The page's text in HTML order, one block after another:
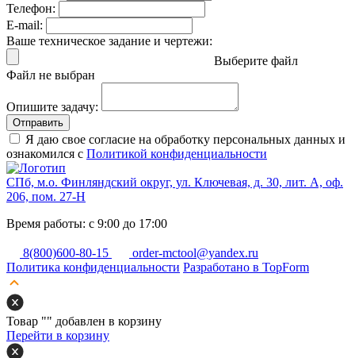
Телефон:
E-mail:
Ваше техническое задание и чертежи:
Выберите файл
Файл не выбран
Опишите задачу:
Отправить
Я даю свое согласие на обработку персональных данных и
ознакомился с Политикой конфиденциальности
СПб, м.о. Финляндский округ, ул. Ключевая, д. 30, лит. А, оф.
206, пом. 27-Н
Время работы: с 9:00 до 17:00
8(800)600-80-15
order-mctool@yandex.ru
Политика конфиденциальности Разработано в TopForm
Товар "" добавлен в корзину
Перейти в корзину